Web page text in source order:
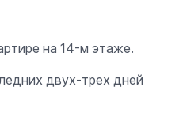
на 14-м этаже.
двух-трех дней